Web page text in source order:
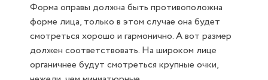
Форма оправы должна быть противоположна
форме лица, только в этом случае она будет
смотреться хорошо и гармонично. А вот размер
должен соответствовать. На широком лице
органичнее будут смотреться крупные очки,